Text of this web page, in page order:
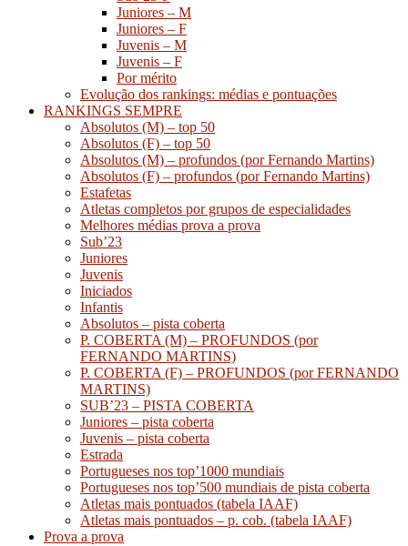
Juniores – M
Juniores – F
Juvenis – M
Juvenis – F
Por mérito
Evolução dos rankings: médias e pontuações
RANKINGS SEMPRE
Absolutos (M) – top 50
Absolutos (F) – top 50
Absolutos (M) – profundos (por Fernando Martins)
Absolutos (F) – profundos (por Fernando Martins)
Estafetas
Atletas completos por grupos de especialidades
Melhores médias prova a prova
Sub’23
Juniores
Juvenis
Iniciados
Infantis
Absolutos – pista coberta
P. COBERTA (M) – PROFUNDOS (por
FERNANDO MARTINS)
P. COBERTA (F) – PROFUNDOS (por FERNANDO
MARTINS)
SUB’23 – PISTA COBERTA
Juniores – pista coberta
Juvenis – pista coberta
Estrada
Portugueses nos top’1000 mundiais
Portugueses nos top’500 mundiais de pista coberta
Atletas mais pontuados (tabela IAAF)
Atletas mais pontuados – p. cob. (tabela IAAF)
Prova a prova